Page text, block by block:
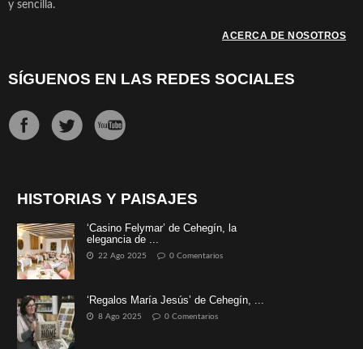
y sencilla.
ACERCA DE NOSOTROS
SÍGUENOS EN LAS REDES SOCIALES
HISTORIAS Y PAISAJES
‘Casino Felymar’ de Cehegín, la
elegancia de ...
22 Ago 2025 0 Comentarios
‘Regalos María Jesús’ de Cehegín, ...
8 Ago 2025 0 Comentarios